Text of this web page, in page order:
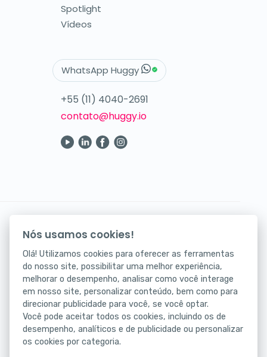
Spotlight
Vídeos
WhatsApp Huggy
+55 (11) 4040-2691
contato@huggy.io
Baixe agora nosso app!
Nós usamos cookies!
Olá! Utilizamos cookies para oferecer as ferramentas
do nosso site, possibilitar uma melhor experiência,
melhorar o desempenho, analisar como você interage
em nosso site, personalizar conteúdo, bem como para
direcionar publicidade para você, se você optar.
Você pode aceitar todos os cookies, incluindo os de
desempenho, analíticos e de publicidade ou personalizar
os cookies por categoria.